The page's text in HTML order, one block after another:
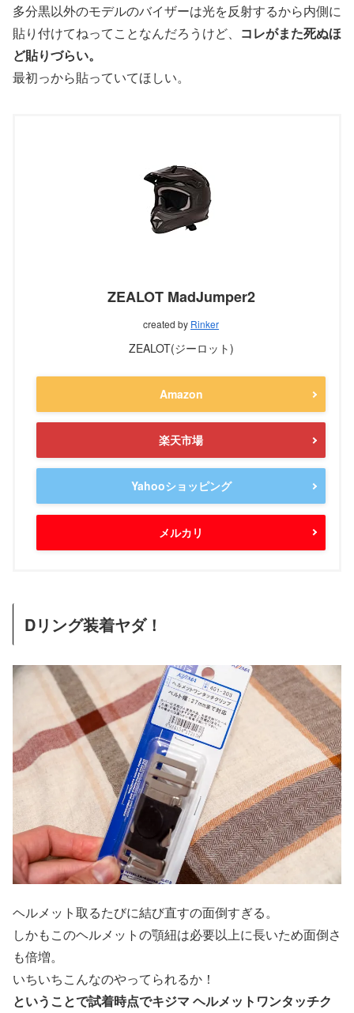
多分黒以外のモデルのバイザーは光を反射するから内側に
貼り付けてねってことなんだろうけど、 コレがまた死ぬほ
ど貼りづらい。
最初っから貼っていてほしい。
ZEALOT MadJumper2
created by Rinker
ZEALOT(ジーロット)
Amazon
楽天市場
Yahooショッピング
メルカリ
Dリング装着ヤダ！
ヘルメット取るたびに結び直すの面倒すぎる。
しかもこのヘルメットの顎紐は必要以上に長いため面倒さ
も倍増。
いちいちこんなのやってられるか！
ということで試着時点でキジマ ヘルメットワンタッチク